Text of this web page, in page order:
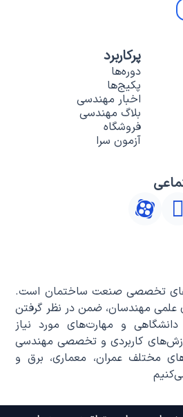
پرکاربرد
دوره‌ها
پکیج‌ها
اخبار مهندسی
بلاگ مهندسی
فروشگاه
آزمون سرا
تخصصی صنعت ساختمان است.
علمی مهندسان، ضمن در نظر گرفتن
و مهارت‌های مورد نیاز
کاربردی و تخصصی مهندسی
مختلف عمران، معماری، برق و